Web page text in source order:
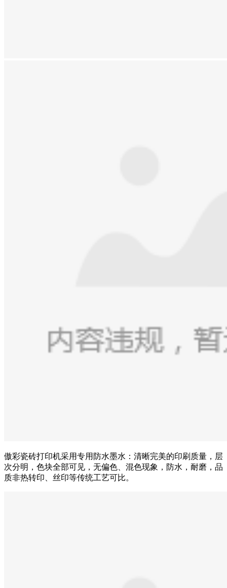
傲彩瓷砖打印机采用专用防水墨水：清晰完美的印刷质量，层
次分明，色块全部可见，无偏色、混色现象，防水，耐磨，品
质非热转印、丝印等传统工艺可比。